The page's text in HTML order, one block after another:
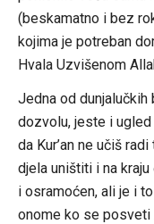
(beskamatno i bez
kojima je potreban
Hvala Uzvišenom
Jedna od
dozvolu, jeste i
da Kur’an ne učiš
djela uništiti i na
i osramoćen, ali je i
onome ko se posveti